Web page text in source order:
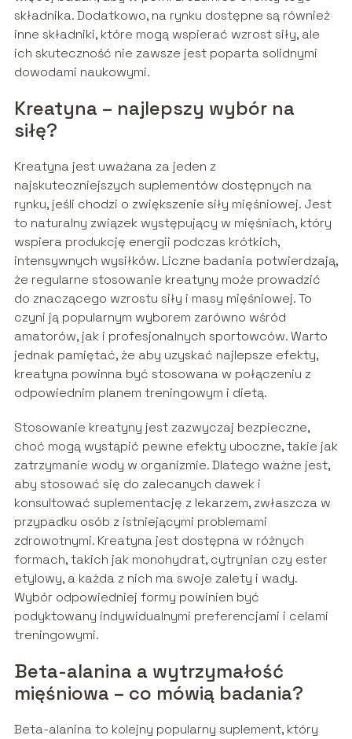
składnika. Dodatkowo, na rynku dostępne są również
inne składniki, które mogą wspierać wzrost siły, ale
ich skuteczność nie zawsze jest poparta solidnymi
dowodami naukowymi.
Kreatyna – najlepszy wybór na
siłę?
Kreatyna jest uważana za jeden z
najskuteczniejszych suplementów dostępnych na
rynku, jeśli chodzi o zwiększenie siły mięśniowej. Jest
to naturalny związek występujący w mięśniach, który
wspiera produkcję energii podczas krótkich,
intensywnych wysiłków. Liczne badania potwierdzają,
że regularne stosowanie kreatyny może prowadzić
do znaczącego wzrostu siły i masy mięśniowej. To
czyni ją popularnym wyborem zarówno wśród
amatorów, jak i profesjonalnych sportowców. Warto
jednak pamiętać, że aby uzyskać najlepsze efekty,
kreatyna powinna być stosowana w połączeniu z
odpowiednim planem treningowym i dietą.
Stosowanie kreatyny jest zazwyczaj bezpieczne,
choć mogą wystąpić pewne efekty uboczne, takie jak
zatrzymanie wody w organizmie. Dlatego ważne jest,
aby stosować się do zalecanych dawek i
konsultować suplementację z lekarzem, zwłaszcza w
przypadku osób z istniejącymi problemami
zdrowotnymi. Kreatyna jest dostępna w różnych
formach, takich jak monohydrat, cytrynian czy ester
etylowy, a każda z nich ma swoje zalety i wady.
Wybór odpowiedniej formy powinien być
podyktowany indywidualnymi preferencjami i celami
treningowymi.
Beta-alanina a wytrzymałość
mięśniowa – co mówią badania?
Beta-alanina to kolejny popularny suplement, który